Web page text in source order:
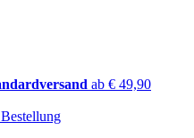
ab € 49,90